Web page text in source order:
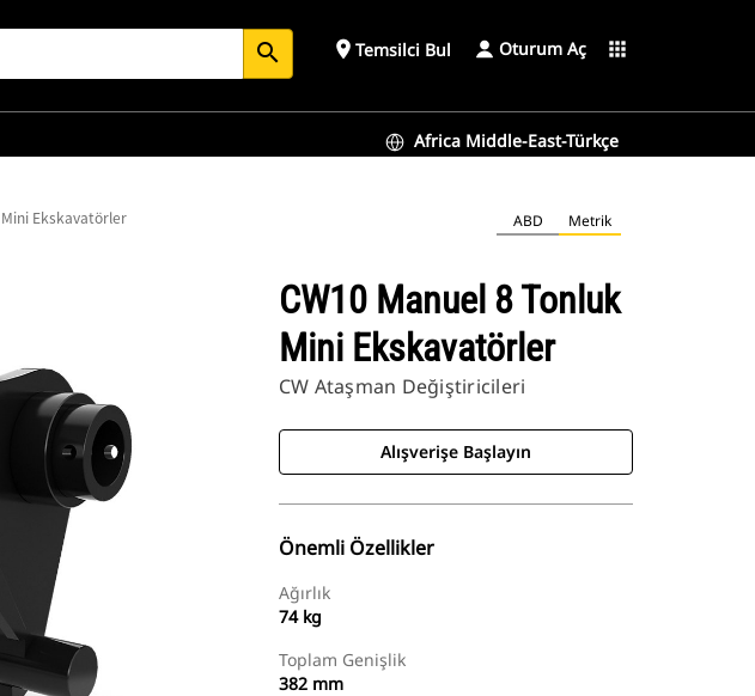
search place Temsilci Bul Oturum Aç apps
Africa Middle-East-Türkçe
Ekskavatörler ABD Metrik
CW10 Manuel 8 Tonluk
Mini Ekskavatörler
CW Ataşman Değiştiricileri
Alışverişe Başlayın
Önemli Özellikler
Ağırlık
74 kg
Toplam Genişlik
382 mm